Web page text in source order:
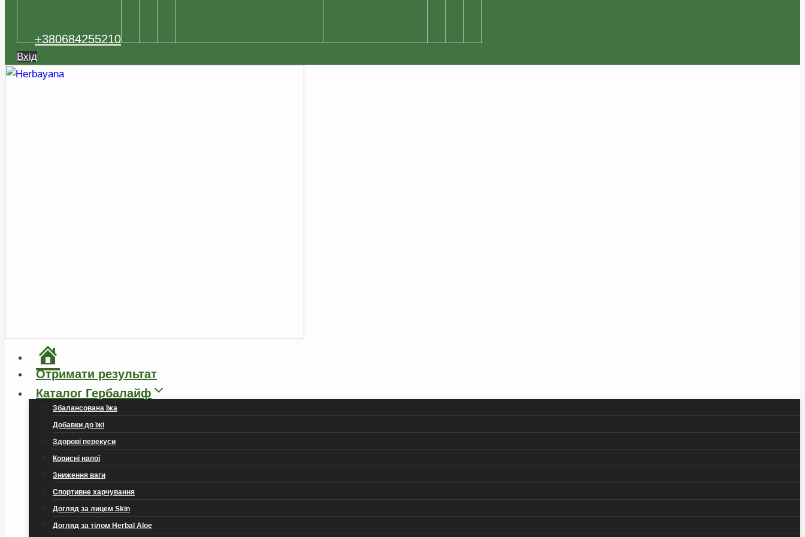
+380684255210
Вхід
Отримати результат
Каталог Гербалайф
Збалансована їжа
Добавки до їжі
Здорові перекуси
Корисні напої
Зниження ваги
Спортивне харчування
Догляд за лицем Skin
Догляд за тілом Herbal Aloe